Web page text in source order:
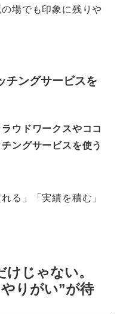
場でも印象に残りや
チングサービスを
ラウドワークスやココ
ングサービスを使う
る」「実績を積む」
けじゃない。
りがい”が待